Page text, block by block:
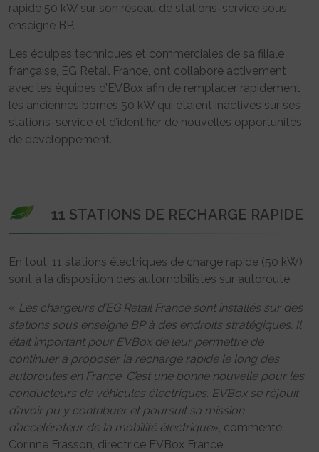
rapide 50 kW sur son réseau de stations-service sous
enseigne BP.
Les équipes techniques et commerciales de sa filiale
française, EG Retail France, ont collaboré activement
avec les équipes d’EVBox afin de remplacer rapidement
les anciennes bornes 50 kW qui étaient inactives sur ses
stations-service et d’identifier de nouvelles opportunités
de développement.
11 STATIONS DE RECHARGE RAPIDE
En tout, 11 stations électriques de charge rapide (50 kW)
sont à la disposition des automobilistes sur autoroute.
« Les chargeurs d’EG Retail France sont installés sur des
stations sous enseigne BP à des endroits stratégiques. Il
était important pour EVBox de leur permettre de
continuer à proposer la recharge rapide le long des
autoroutes en France. C’est une bonne nouvelle pour les
conducteurs de véhicules électriques. EVBox se réjouit
d’avoir pu y contribuer et poursuit sa mission
d’accélérateur de la mobilité électrique», commente.
Corinne Frasson, directrice EVBox France.